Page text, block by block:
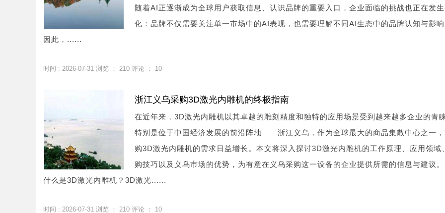
随着AI正逐渐成为全球用户获取信息、认识品牌的重要入口，企业面临的挑战也正在发
化：品牌不仅需要关注单一市场中的AI表现，也需要理解不同AI生态中的品牌认知与影响
因此，......
时间 : 2026-07-31 浏览 ： 210 评论 ： 10
浙江义乌采购3D激光内雕机的终极指南
在近年来，3D激光内雕机以其卓越的雕刻精度和独特的应用场景受到越来越多企业的青睐
特别是位于中国经济发展的前沿阵地——浙江义乌，作为全球最大的商品集散中心之一
购3D激光内雕机的需求日益增长。本文将深入探讨3D激光内雕机的工作原理、应用领域
购技巧以及义乌市场的优势，为有意在义乌采购这一设备的企业提供所需的信息与建议。
什么是3D激光内雕机？3D激光......
时间 : 2026-07-31 浏览 ： 210 评论 ： 10